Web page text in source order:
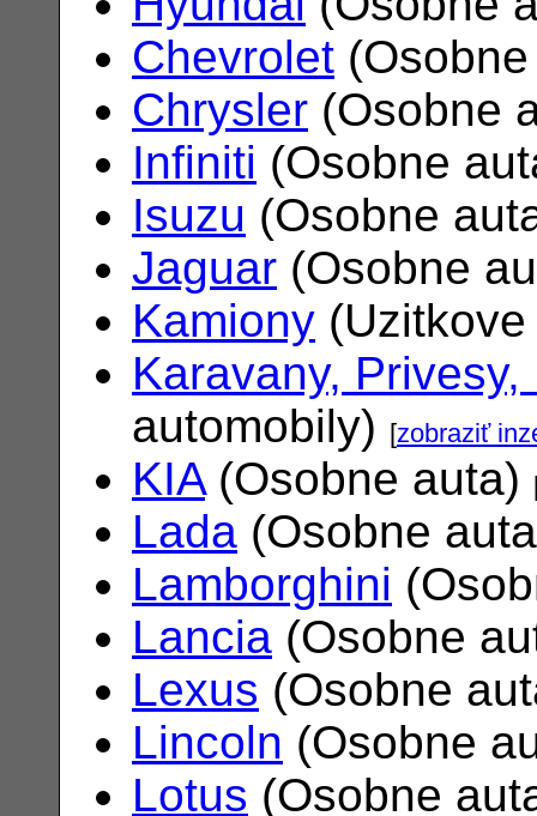
Chevrolet
Chrysler (Osobne
Infiniti (Osobne
Isuzu (Osobne
Jaguar (Osobne
Kamiony
Karavany, Privesy,
automobily)
[zobraziť
KIA(Osobne auta)
Lada (Osobne
Lamborghini
Lancia (Osobne
Lexus (Osobne
Lincoln (Osobne
Lotus (Osobne